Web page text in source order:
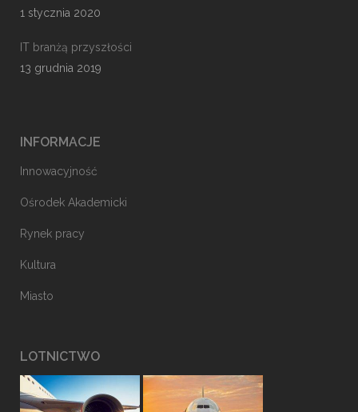
1 stycznia 2020
IT branżą przyszłości
13 grudnia 2019
INFORMACJE
Innowacyjność
Ośrodek Akademicki
Rynek pracy
Kultura
Miasto
LOTNICTWO